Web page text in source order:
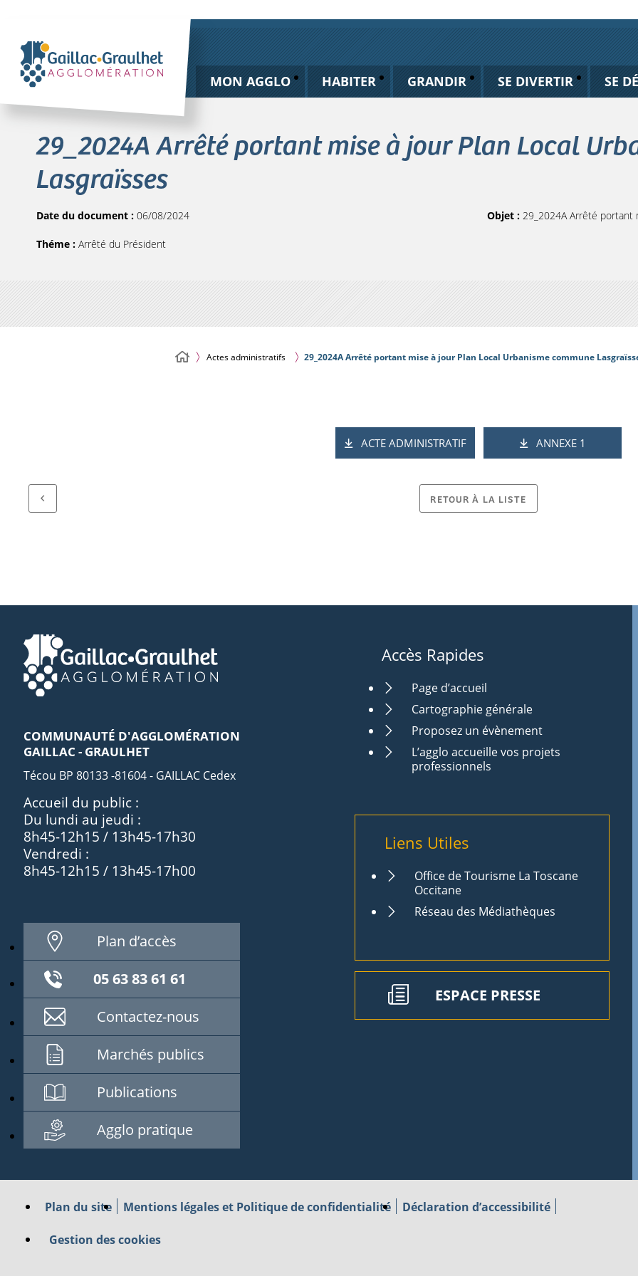
MON AGGLO HABITER GRANDIR SE DIVERTIR SE
29_2024A Arrêté portant mise à jour Plan Local
Lasgraïsses
Date du document : 06/08/2024
Théme : Arrêté du Président
Objet : 29_2024A Arrêté portant
Actes administratifs 29_2024A Arrêté portant mise à jour Plan Local Urbanisme commune
ACTE ADMINISTRATIF ANNEXE 1
RETOUR À LA LISTE
COMMUNAUTÉ D'AGGLOMÉRATION
GAILLAC - GRAULHET
Técou BP 80133 -81604 - GAILLAC Cedex
Accueil du public :
Du lundi au jeudi :
8h45-12h15 / 13h45-17h30
Vendredi :
8h45-12h15 / 13h45-17h00
Plan d’accès
05 63 83 61 61
Contactez-nous
Marchés publics
Publications
Agglo pratique
Accès Rapides
Page d’accueil
Cartographie générale
Proposez un évènement
L’agglo accueille vos projets
professionnels
Liens Utiles
Office de Tourisme La Toscane
Occitane
Réseau des Médiathèques
ESPACE PRESSE
Plan du site Mentions légales et Politique de confidentialité Déclaration d’accessibilité
Gestion des cookies